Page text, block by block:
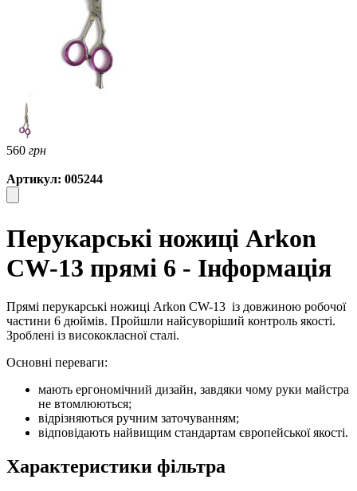
560 грн
Артикул: 005244
Перукарські ножиці Arkon
CW-13 прямі 6 - Інформація
Прямі перукарські ножиці Arkon CW-13 із довжиною робочої
частини 6 дюймів. Пройшли найсуворіший контроль якості.
Зроблені із висококласної сталі.
Основні переваги:
мають ергономічний дизайн, завдяки чому руки майстра
не втомлюються;
відрізняються ручним заточуванням;
відповідають найвищим стандартам європейської якості.
Характеристики фільтра